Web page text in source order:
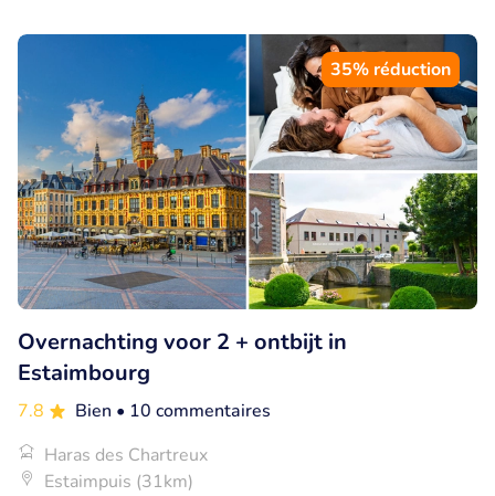
35% réduction
Overnachting voor 2 + ontbijt in
Estaimbourg
7.8 Bien • 10 commentaires
Haras des Chartreux
Estaimpuis (31km)